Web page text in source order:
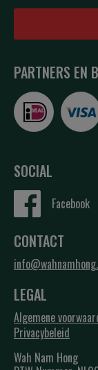
PARTNERS EN
SOCIAL
Facebook
CONTACT
LEGAL
Algemene
Privacybeleid
Wah Nam Hong